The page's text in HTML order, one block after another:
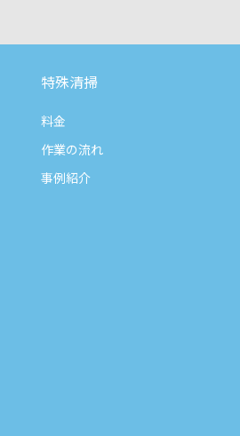
特殊清掃
料金
作業の流れ
事例紹介